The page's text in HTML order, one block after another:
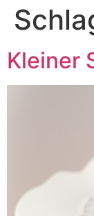
Kleiner